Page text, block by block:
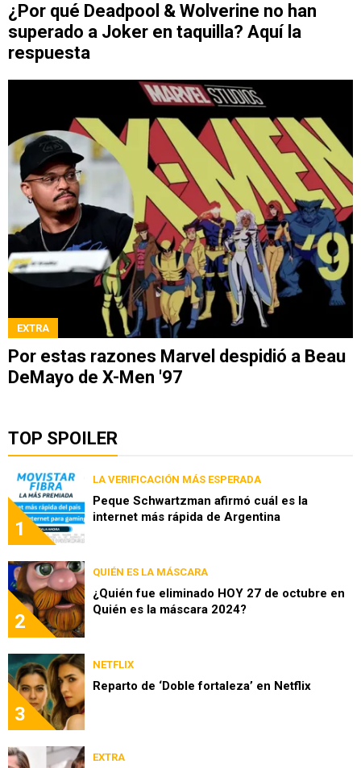
¿Por qué Deadpool & Wolverine no han
superado a Joker en taquilla? Aquí la
respuesta
EXTRA
Por estas razones Marvel despidió a Beau
DeMayo de X-Men '97
TOP SPOILER
1
LA VERIFICACIÓN MÁS ESPERADA
Peque Schwartzman afirmó cuál es la
internet más rápida de Argentina
2
QUIÉN ES LA MÁSCARA
¿Quién fue eliminado HOY 27 de octubre en
Quién es la máscara 2024?
3
NETFLIX
Reparto de ‘Doble fortaleza’ en Netflix
EXTRA